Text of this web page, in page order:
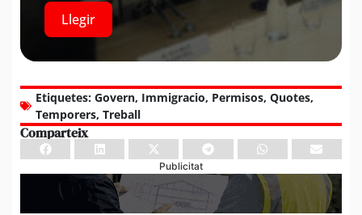
Llegir
Etiquetes: Govern, Immigracio, Permisos, Quotes,
Temporers, Treball
Comparteix
Publicitat